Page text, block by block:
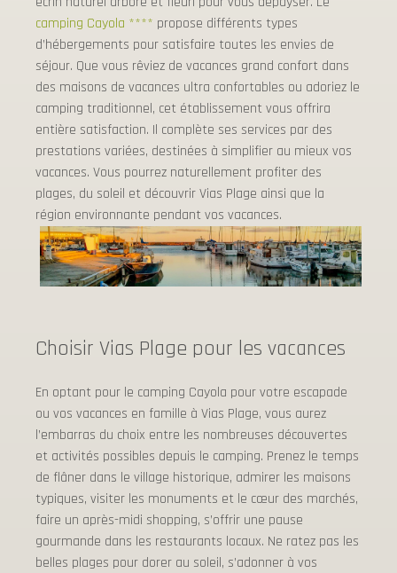
camping Cayola **** propose différents types
d’hébergements pour satisfaire toutes les envies de
séjour. Que vous rêviez de vacances grand confort dans
des maisons de vacances ultra confortables ou adoriez le
camping traditionnel, cet établissement vous offrira
entière satisfaction. Il complète ses services par des
prestations variées, destinées à simplifier au mieux vos
vacances. Vous pourrez naturellement profiter des
plages, du soleil et découvrir Vias Plage ainsi que la
région environnante pendant vos vacances.
Choisir Vias Plage pour les vacances
En optant pour le camping Cayola pour votre escapade
ou vos vacances en famille à Vias Plage, vous aurez
l’embarras du choix entre les nombreuses découvertes
et activités possibles depuis le camping. Prenez le temps
de flâner dans le village historique, admirer les maisons
typiques, visiter les monuments et le cœur des marchés,
faire un après-midi shopping, s’offrir une pause
gourmande dans les restaurants locaux. Ne ratez pas les
belles plages pour dorer au soleil, s’adonner à vos